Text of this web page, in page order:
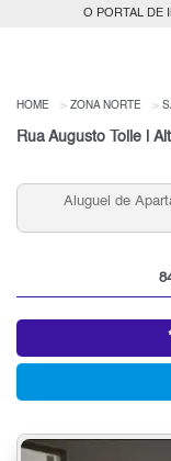
O PORTAL DE
HOME ZONA NORTE
Rua Augusto Tolle |
Condomínios